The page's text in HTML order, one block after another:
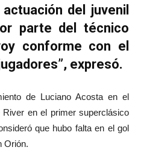
del juvenil
parte del técnico
conforme con el
expresó.
de Luciano Acosta en el
en el primer superclásico
que hubo falta en el gol
Orión.